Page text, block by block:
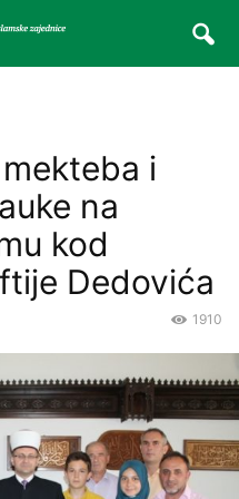
i
na
kod
Dedovića
1910